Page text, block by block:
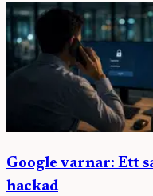
Google varnar: Ett
hackad